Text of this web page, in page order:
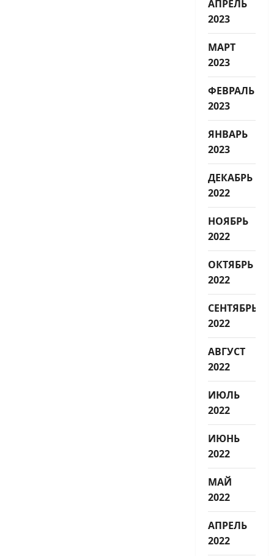
АПРЕЛЬ
2023
МАРТ
2023
ФЕВРАЛЬ
2023
ЯНВАРЬ
2023
ДЕКАБРЬ
2022
НОЯБРЬ
2022
ОКТЯБРЬ
2022
СЕНТЯБРЬ
2022
АВГУСТ
2022
ИЮЛЬ
2022
ИЮНЬ
2022
МАЙ
2022
АПРЕЛЬ
2022